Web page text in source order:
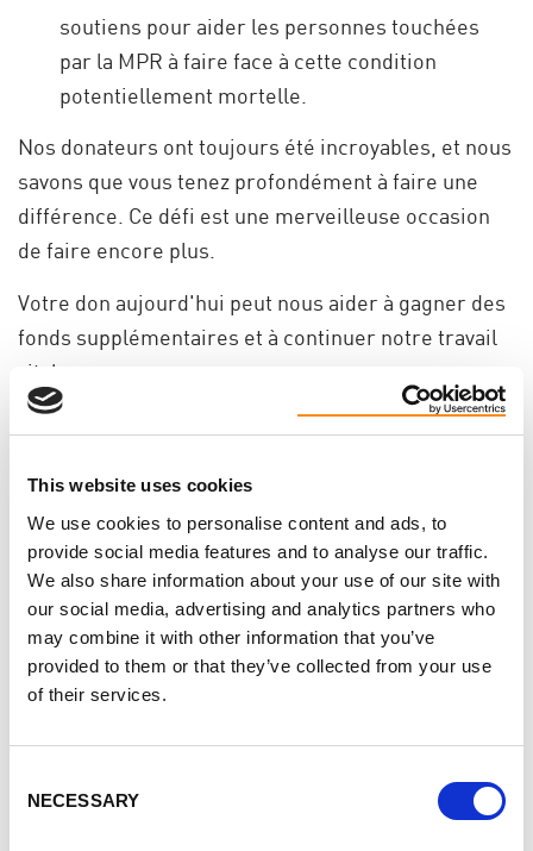
This website uses cookies
We use cookies to personalise content and ads, to
provide social media features and to analyse our traffic.
We also share information about your use of our site with
our social media, advertising and analytics partners who
may combine it with other information that you’ve
provided to them or that they’ve collected from your use
of their services.
Selection
NECESSARY
soutiens pour aider les personnes touchées
par la MPR à faire face à cette condition
potentiellement mortelle.
Nos donateurs ont toujours été incroyables, et nous
savons que vous tenez profondément à faire une
différence. Ce défi est une merveilleuse occasion
de faire encore plus.
Votre don aujourd'hui peut nous aider à gagner des
fonds supplémentaires et à continuer notre travail
vital.
Veuillez envisager de faire un don et de vous joindre
dollar compte, et ensemble, nous pouvons apporter
espoir et aide à la communauté MPR.
Faites un don maintenant et aidez-nous à faire une
grande différence !
FAITES UN DON AUJOURD'HUI !
via les outils de collecte de fonds de
CanaDon
tels